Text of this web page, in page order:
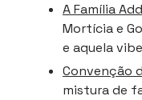
A Família
Mortícia e
e aquela
Convenção
mistura de